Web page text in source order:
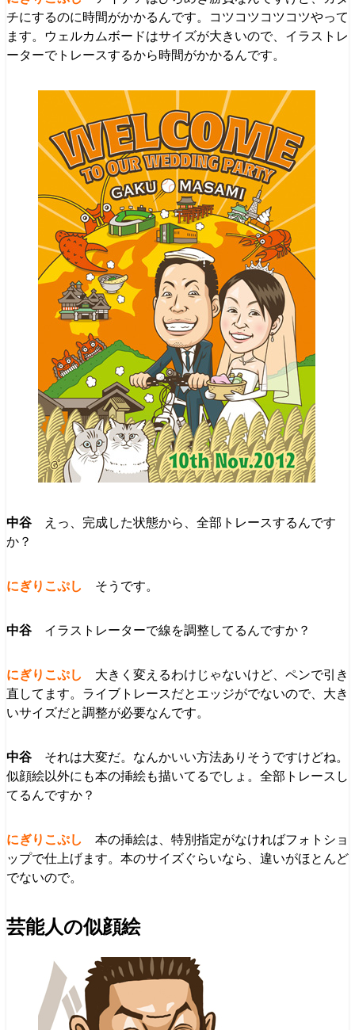
チにするのに時間がかかるんです。コツコツコツコツやって
ます。ウェルカムボードはサイズが大きいので、イラストレ
ーターでトレースするから時間がかかるんです。
えっ、完成した状態から、全部トレースするんです
か？
そうです。
イラストレーターで線を調整してるんですか？
大きく変えるわけじゃないけど、ペンで引き
直してます。ライブトレースだとエッジがでないので、大き
いサイズだと調整が必要なんです。
それは大変だ。なんかいい方法ありそうですけどね。
似顔絵以外にも本の挿絵も描いてるでしょ。全部トレースし
てるんですか？
本の挿絵は、特別指定がなければフォトショ
ップで仕上げます。本のサイズぐらいなら、違いがほとんど
でないので。
芸能人の似顔絵